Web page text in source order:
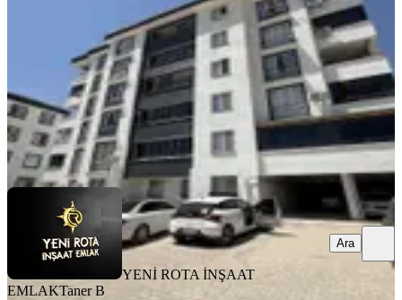
·100 m²·3. Kat 03.08.2026
17.500 ₺
YENİ ROTA İNŞAAT EMLAK Taner B
Ara
YENİ ROTA İNŞAAT
EMLAKTaner B
Ara